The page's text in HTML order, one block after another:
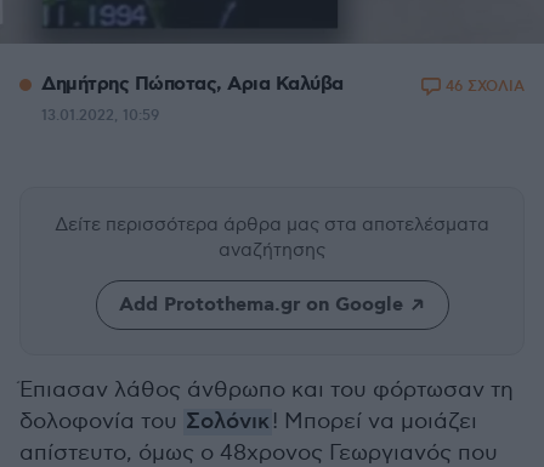
Δημήτρης Πώποτας, Aρια Καλύβα
13.01.2022, 10:59
46 ΣΧΟΛΙΑ
Δείτε περισσότερα άρθρα μας στα αποτελέσματα
αναζήτησης
Add Protothema.gr on Google
Έπιασαν λάθος άνθρωπο και του φόρτωσαν τη
δολοφονία του Σολόνικ ! Μπορεί να μοιάζει
απίστευτο, όμως ο 48χρονος Γεωργιανός που